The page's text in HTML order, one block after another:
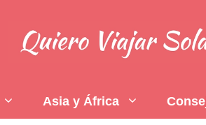
Asia y África